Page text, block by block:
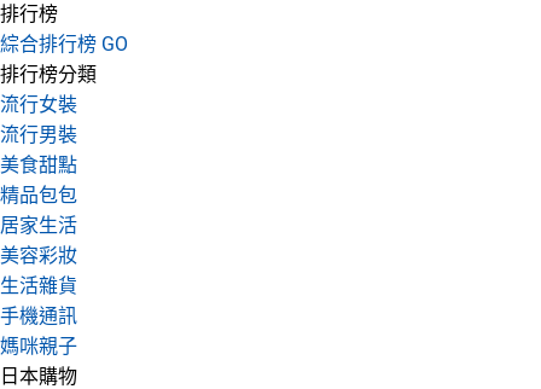
排行榜
綜合排行榜 GO
排行榜分類
流行女裝
流行男裝
美食甜點
精品包包
居家生活
美容彩妝
生活雜貨
手機通訊
媽咪親子
日本購物